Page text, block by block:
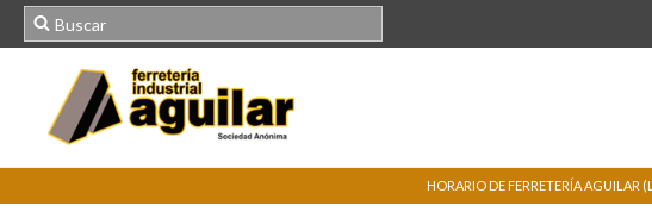
HORARIO DE FERRETERÍA AGUILAR